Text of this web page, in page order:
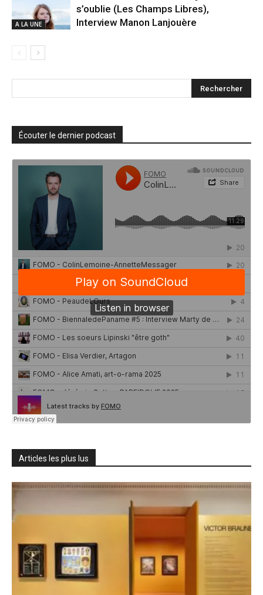
A LA UNE
s’oublie (Les Champs Libres),
Interview Manon Lanjouère
Écouter le dernier podcast
Articles les plus lus